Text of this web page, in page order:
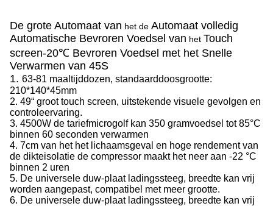
De grote Automaat van het de Automaat volledig
Automatische Bevroren Voedsel van het Touch
screen-20℃ Bevroren Voedsel met het Snelle
Verwarmen van 45S
1. 63-81 maaltijddozen, standaarddoosgrootte:
210*140*45mm
2. 49“ groot touch screen, uitstekende visuele gevolgen en
controleervaring.
3. 4500W de tariefmicrogolf kan 350 gramvoedsel tot 85°C
binnen 60 seconden verwarmen
4. 7cm van het het lichaamsgeval en hoge rendement van
de dikteisolatie de compressor maakt het neer aan -22 °C
binnen 2 uren
5. De universele duw-plaat ladingssteeg, breedte kan vrij
worden aangepast, compatibel met meer grootte.
6. De universele duw-plaat ladingssteeg, breedte kan vrij